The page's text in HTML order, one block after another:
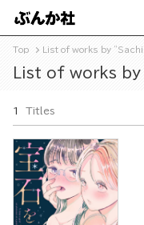
Top List of works by
List of works
Titles
1